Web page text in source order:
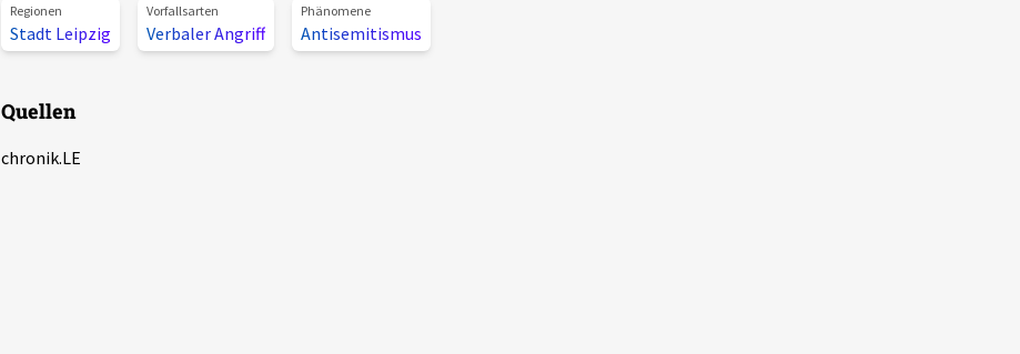
Regionen
Stadt Leipzig
Vorfallsarten
Verbaler Angriff
Phänomene
Antisemitismus
Quellen
chronik.LE